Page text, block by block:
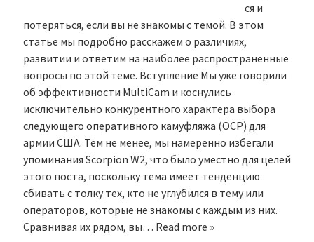
ся и
потеряться, если вы не знакомы с темой. В этом
статье мы подробно расскажем о различиях,
развитии и ответим на наиболее распространенные
вопросы по этой теме. Вступление Мы уже говорили
об эффективности MultiCam и коснулись
исключительно конкурентного характера выбора
следующего оперативного камуфляжа (OCP) для
армии США. Тем не менее, мы намеренно избегали
упоминания Scorpion W2, что было уместно для целей
этого поста, поскольку тема имеет тенденцию
сбивать с толку тех, кто не углубился в тему или
операторов, которые не знакомы с каждым из них.
Сравнивая их рядом, вы… Read more »